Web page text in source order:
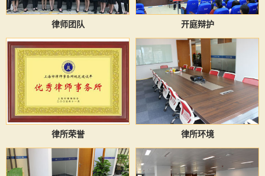
律师团队 开庭辩护
律所荣誉 律所环境